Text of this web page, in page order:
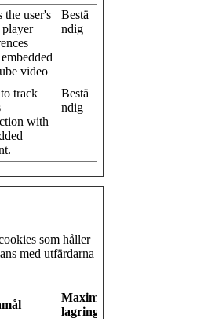
the user's
video
Bestä
ndig
track
with
Bestä
ndig
som håller
med utfärdarna
Maximal
lagringstid